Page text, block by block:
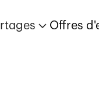
Offres